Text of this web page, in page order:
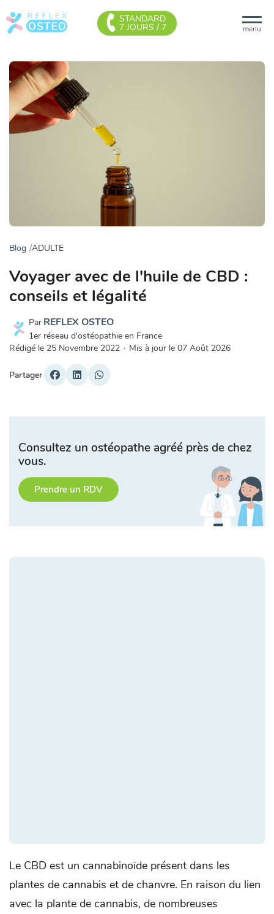
menu
STANDARD
7 JOURS / 7
Blog ADULTE
Voyager avec de l'huile de CBD :
conseils et légalité
Par REFLEX OSTEO
1er réseau d'ostéopathie en France
Rédigé le 25 Novembre 2022 · Mis à jour le 07 Août 2026
Partager
Consultez un ostéopathe agréé près de chez
vous.
Prendre un RDV
Le CBD est un cannabinoïde présent dans les
plantes de cannabis et de chanvre. En raison du lien
avec la plante de cannabis, de nombreuses